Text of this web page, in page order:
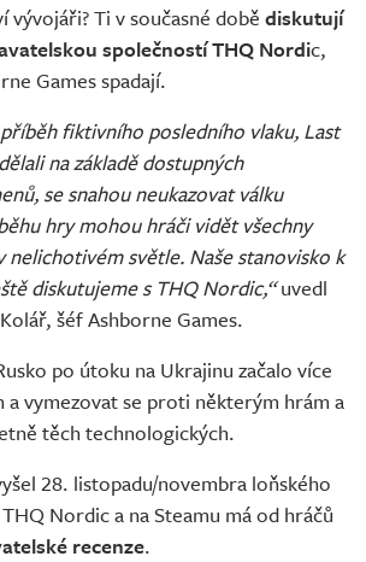
vývojáři? Ti v současné době diskutují
společností THQ Nordic,
Games spadají.
fiktivního posledního vlaku, Last
na základě dostupných
se snahou neukazovat válku
hry mohou hráči vidět všechny
světle. Naše stanovisko k
diskutujeme s THQ Nordic,“uvedl
šéf Ashborne Games.
po útoku na Ukrajinu začalo více
vymezovat se proti některým hrám a
těch technologických.
28. listopadu/novembra loňského
Nordic a na Steamu má od hráčů
recenze.